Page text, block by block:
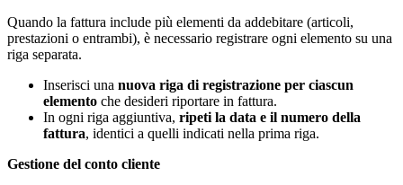
Quando la fattura include più elementi da addebitare (articoli,
prestazioni o entrambi), è necessario registrare ogni elemento su una
riga separata.
Inserisci una nuova riga di registrazione per ciascun
elemento che desideri riportare in fattura.
In ogni riga aggiuntiva, ripeti la data e il numero della
fattura, identici a quelli indicati nella prima riga.
Gestione del conto cliente